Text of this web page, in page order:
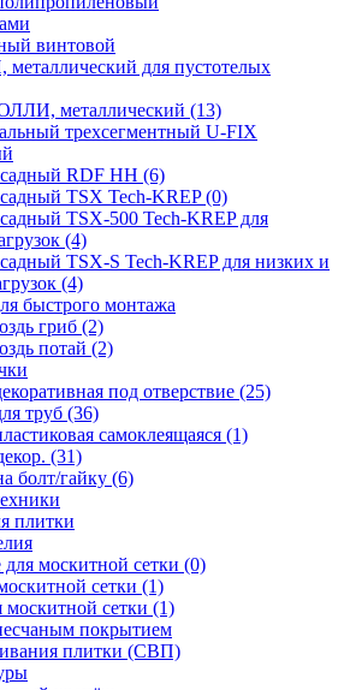
винтовой
для пустотелых
металлический (13)
трехсегментный U-FIX
RDF НН (6)
TSX Tech-KREP(0)
TSX-500 Tech-KREP для
(4)
TSX-S Tech-KREP для низких и
(4)
быстрого монтажа
гриб (2)
потай (2)
под отверствие (25)
труб (36)
самоклеящаяся (1)
(31)
болт/гайку (6)
плитки
москитной сетки (0)
сетки (1)
москитной сетки (1)
покрытием
плитки (СВП)